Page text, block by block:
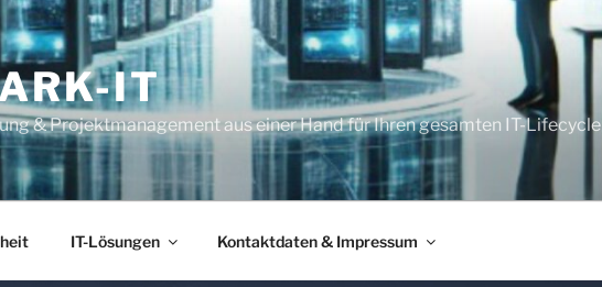
IT
& Projektmanagement aus einer Hand für Ihren gesamten IT-Lifecycle
IT-Lösungen Kontaktdaten & Impressum